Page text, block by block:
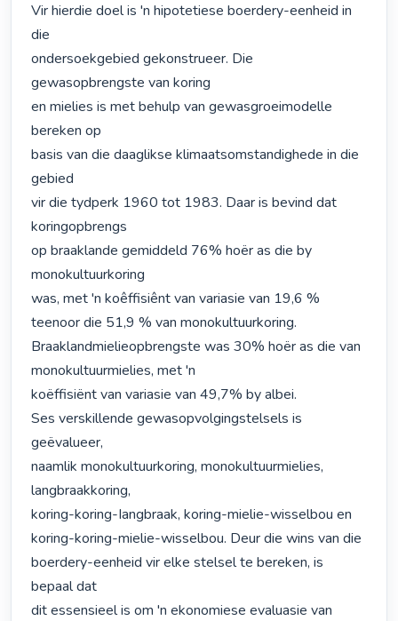
Vir hierdie doel is 'n hipotetiese boerdery-eenheid in
die
ondersoekgebied gekonstrueer. Die
gewasopbrengste van koring
en mielies is met behulp van gewasgroeimodelle
bereken op
basis van die daaglikse klimaatsomstandighede in die
gebied
vir die tydperk 1960 tot 1983. Daar is bevind dat
koringopbrengs
op braaklande gemiddeld 76% hoër as die by
monokultuurkoring
was, met 'n koêffisiênt van variasie van 19,6 %
teenoor die 51,9 % van monokultuurkoring.
Braaklandmielieopbrengste was 30% hoër as die van
monokultuurmielies, met 'n
koëffisiënt van variasie van 49,7% by albei.
Ses verskillende gewasopvolgingstelsels is
geëvalueer,
naamlik monokultuurkoring, monokultuurmielies,
langbraakkoring,
koring-koring-Iangbraak, koring-mielie-wisselbou en
koring-koring-mielie-wisselbou. Deur die wins van die
boerdery-eenheid vir elke stelsel te bereken, is
bepaal dat
dit essensieel is om 'n ekonomiese evaluasie van